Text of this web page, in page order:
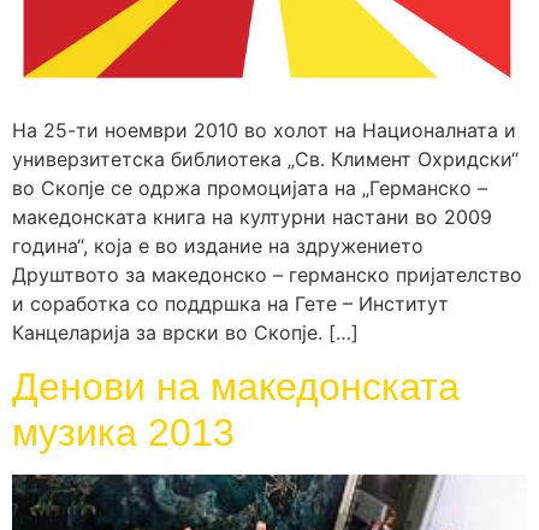
На 25-ти ноември 2010 во холот на Националната и
универзитетска библиотека „Св. Климент Охридски“
во Скопје се одржа промоцијата на „Германско –
македонската книга на културни настани во 2009
година“, која е во издание на здружението
Друштвото за македонско – германско пријателство
и соработка со поддршка на Гете – Институт
Канцеларија за врски во Скопје. […]
Денови на македонската
музика 2013